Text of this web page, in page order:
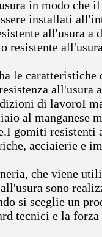
in modo che
installati
all'usura a
resistente
le caratteristiche
all'usura
di lavoroI
al manganese
gomiti resistenti
acciaierie e
che viene
sono
si sceglie un
tecnici e la